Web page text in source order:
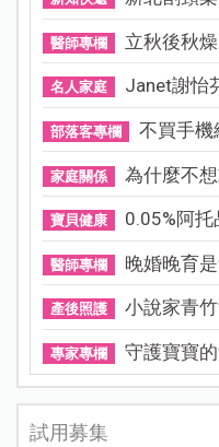
醫師專欄 立秋後秋
名人家庭 Janet謝怡
部落客專欄 不買手機
家庭關係 為什麼不
寶貝健康 0.05%阿
醫師專欄 晚婚晚育
產後照護 小說家青
專家專欄 守護寶寶
試用募集